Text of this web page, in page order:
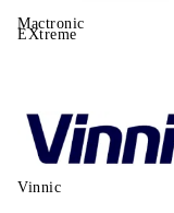
Mactronic
EXtreme
Vinnic